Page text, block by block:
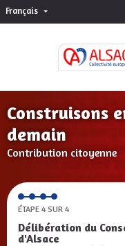
Français Choisir la langue
Construisons
demain
Contribution citoyenne
ÉTAPE 4 SUR 4
Délibération du
d'Alsace